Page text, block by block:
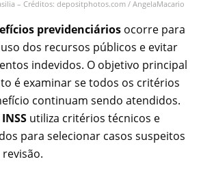
– Créditos: depositphotos.com / AngelaMacario
previdenciários ocorre para
dos recursos públicos e evitar
indevidos. O objetivo principal
é examinar se todos os critérios
continuam sendo atendidos.
INSS utiliza critérios técnicos e
para selecionar casos suspeitos